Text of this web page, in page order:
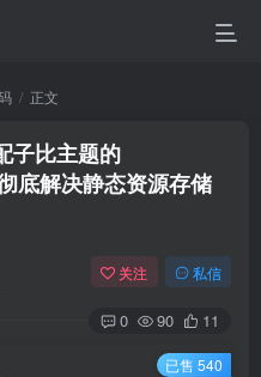
正文
子比主题的
底解决静态资源存储
关注 私信
0 90 11
已售 540